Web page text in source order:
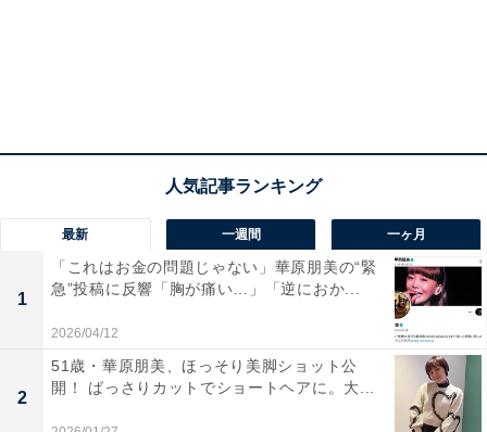
最新 一週間 一ヶ月
1
「これはお金の問題じゃない」華原朋美の“緊
急”投稿に反響「胸が痛い…」「逆におか...
2026/04/12
2
51歳・華原朋美、ほっそり美脚ショット公
開！ ばっさりカットでショートヘアに。大...